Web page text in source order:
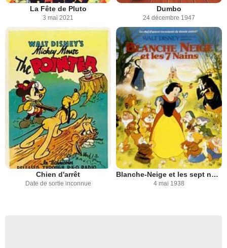
La Fête de Pluto
3 mai 2021
Dumbo
24 décembre 1947
Chien d'arrêt
Date de sortie inconnue
Blanche-Neige et les sept nains
4 mai 1938